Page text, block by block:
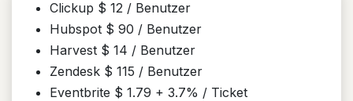
Clickup $ 12 / Benutzer
Hubspot $ 90 / Benutzer
Harvest $ 14 / Benutzer
Zendesk $ 115 / Benutzer
Eventbrite $ 1.79 + 3.7% / Ticket